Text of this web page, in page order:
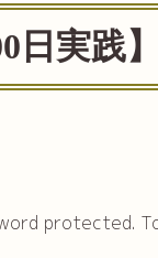
日実践
protected.